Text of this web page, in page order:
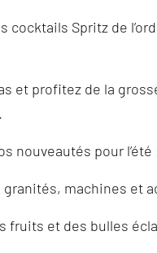
Spritz de
et profitez de la
nouveautés pour l’été
granités, machines et
fruits et des bulles